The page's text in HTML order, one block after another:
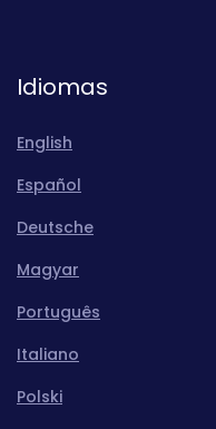
Idiomas
English
Español
Deutsche
Magyar
Português
Italiano
Polski